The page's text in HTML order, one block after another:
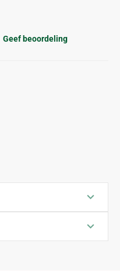
Geef beoordeling